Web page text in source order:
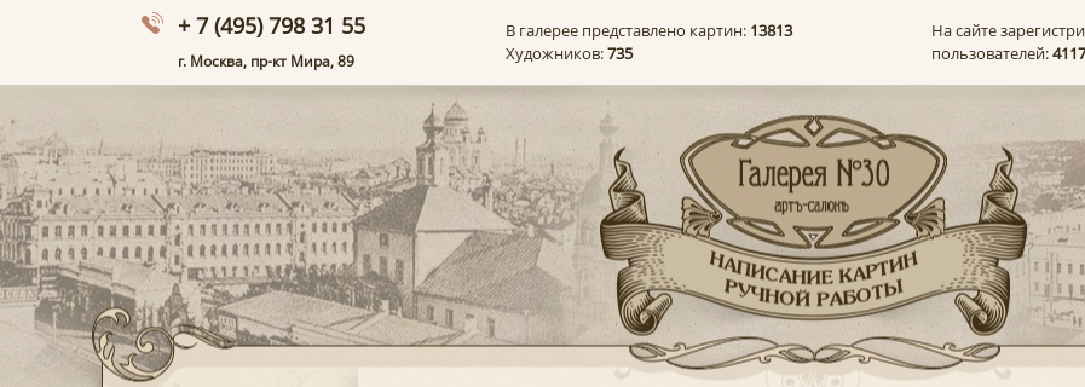
+ 7 (495) 798 31 55
г. Москва, пр-кт Мира, 89
В галерее представлено картин: 13813
Художников:735
На сайте
пользователей: